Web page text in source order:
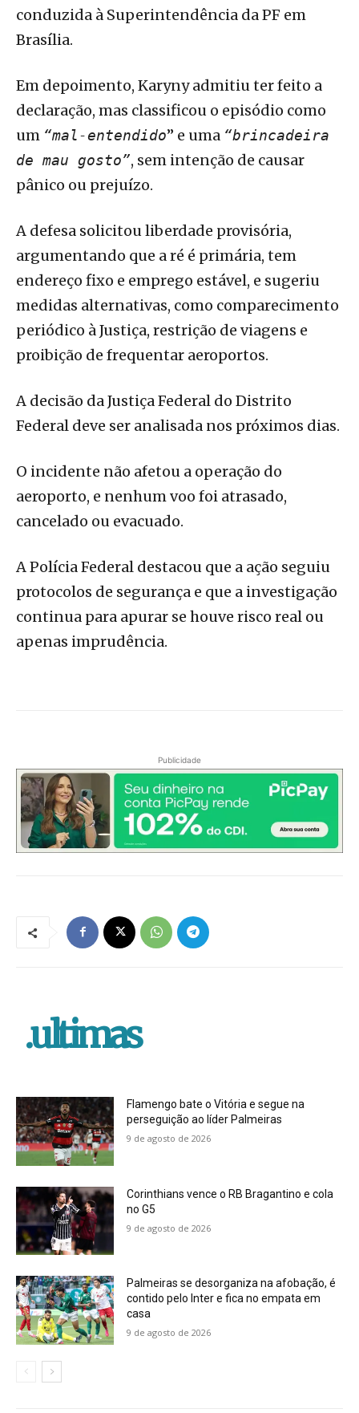
conduzida à Superintendência da PF em
Brasília.
Em depoimento, Karyny admitiu ter feito a
declaração, mas classificou o episódio como
um “mal-entendido” e uma “brincadeira
de mau gosto”, sem intenção de causar
pânico ou prejuízo.
A defesa solicitou liberdade provisória,
argumentando que a ré é primária, tem
endereço fixo e emprego estável, e sugeriu
medidas alternativas, como comparecimento
periódico à Justiça, restrição de viagens e
proibição de frequentar aeroportos.
A decisão da Justiça Federal do Distrito
Federal deve ser analisada nos próximos dias.
O incidente não afetou a operação do
aeroporto, e nenhum voo foi atrasado,
cancelado ou evacuado.
A Polícia Federal destacou que a ação seguiu
protocolos de segurança e que a investigação
continua para apurar se houve risco real ou
apenas imprudência.
Publicidade
.ultimas
Flamengo bate o Vitória e segue na
perseguição ao líder Palmeiras
9 de agosto de 2026
Corinthians vence o RB Bragantino e cola
no G5
9 de agosto de 2026
Palmeiras se desorganiza na afobação, é
contido pelo Inter e fica no empata em
casa
9 de agosto de 2026